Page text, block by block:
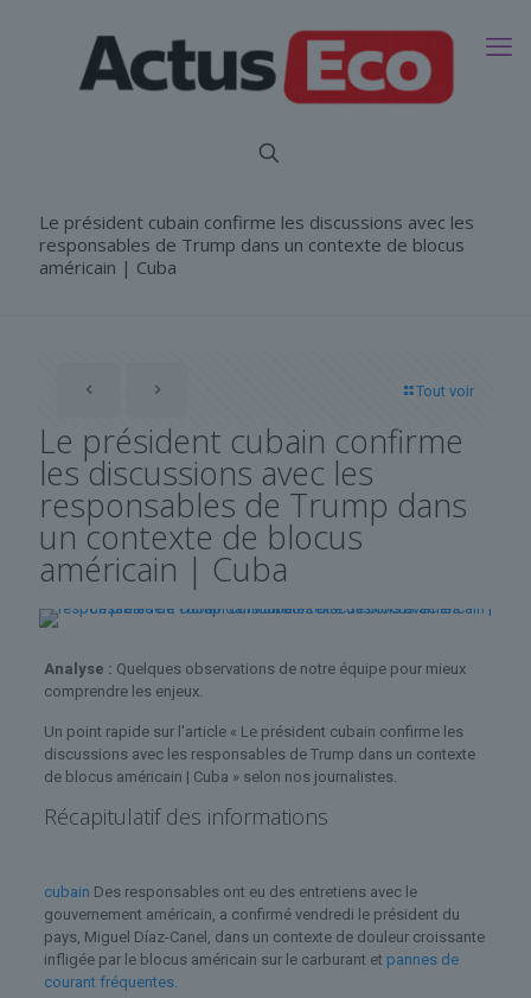
Le président cubain confirme les discussions avec les
responsables de Trump dans un contexte de blocus
américain | Cuba
Tout voir
Le président cubain confirme
les discussions avec les
responsables de Trump dans
un contexte de blocus
américain | Cuba
Analyse : Quelques observations de notre équipe pour mieux
comprendre les enjeux.
Un point rapide sur l'article « Le président cubain confirme les
discussions avec les responsables de Trump dans un contexte
de blocus américain | Cuba » selon nos journalistes.
Récapitulatif des informations
cubain Des responsables ont eu des entretiens avec le
gouvernement américain, a confirmé vendredi le président du
pays, Miguel Díaz-Canel, dans un contexte de douleur croissante
infligée par le blocus américain sur le carburant et pannes de
courant fréquentes.